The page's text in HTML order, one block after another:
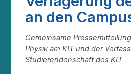
an den
Gemeinsame
Physik am KIT und der
Studierendenschaft des KIT